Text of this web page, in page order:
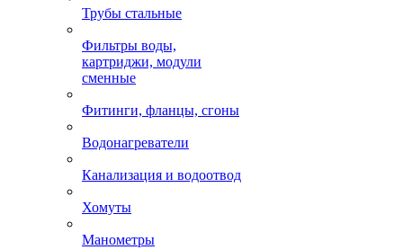
Трубы стальные
Фильтры воды,
картриджи, модули
сменные
Фитинги, фланцы, сгоны
Водонагреватели
Канализация и водоотвод
Хомуты
Манометры